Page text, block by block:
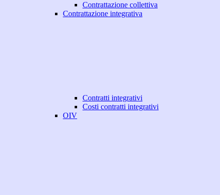
Contrattazione collettiva
Contrattazione integrativa
Contratti integrativi
Costi contratti integrativi
OIV